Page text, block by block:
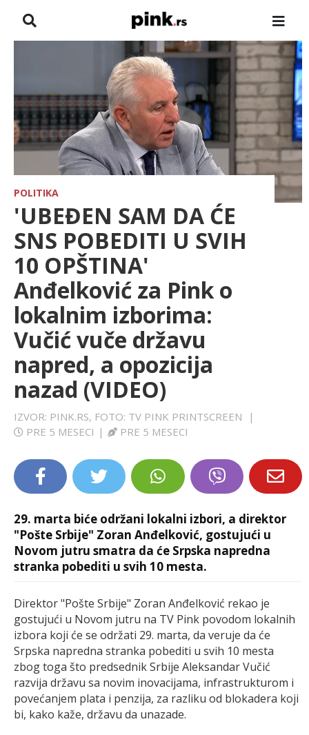
ZADRUGA
SHOWBIZ
HRONIKA
PINKOVE ZVEZDE
ODEON
SPORT
LIFESTYLE
EXTRA
POLITIKA
'UBEĐEN SAM DA ĆE
SNS POBEDITI U SVIH
10 OPŠTINA'
Anđelković za Pink o
lokalnim izborima:
Vučić vuče državu
napred, a opozicija
nazad (VIDEO)
IZVOR: PINK.RS, FOTO: TV PINK PRINTSCREEN
|
PRE 5 MESECI | PRE 5 MESECI
29. marta biće održani lokalni izbori, a direktor
"Pošte Srbije" Zoran Anđelković, gostujući u
Novom jutru smatra da će Srpska napredna
stranka pobediti u svih 10 mesta.
Direktor "Pošte Srbije" Zoran Anđelković rekao je
gostujući u Novom jutru na TV Pink povodom lokalnih
izbora koji će se održati 29. marta, da veruje da će
Srpska napredna stranka pobediti u svih 10 mesta
zbog toga što predsednik Srbije Aleksandar Vučić
razvija državu sa novim inovacijama, infrastrukturom i
povećanjem plata i penzija, za razliku od blokadera koji
bi, kako kaže, državu da unazade.